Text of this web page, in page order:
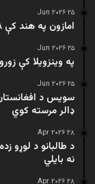
۲۵ Jun ۲۰۲۶
امازون په هند کې ۴۸ میلیارده ډالرو پانګونه کوي
۲۵ Jun ۲۰۲۶
په وینزویلا کې
۲۵ Jun ۲۰۲۶
سویس د
ډالر مرسته کوي
۲۸ Apr ۲۰۲۶
د طالبانو د لوړو
نه بایلي
۲۸ Apr ۲۰۲۶